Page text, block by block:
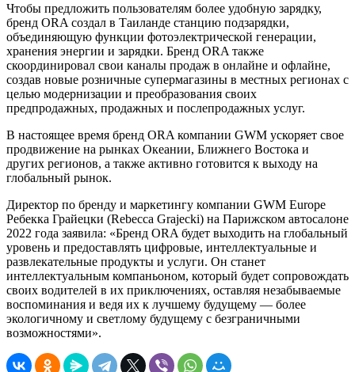
Чтобы предложить пользователям более удобную зарядку,
бренд ORA создал в Таиланде станцию подзарядки,
объединяющую функции фотоэлектрической генерации,
хранения энергии и зарядки. Бренд ORA также
скоординировал свои каналы продаж в онлайне и офлайне,
создав новые розничные супермагазины в местных регионах с
целью модернизации и преобразования своих
предпродажных, продажных и послепродажных услуг.
В настоящее время бренд ORA компании GWM ускоряет свое
продвижение на рынках Океании, Ближнего Востока и
других регионов, а также активно готовится к выходу на
глобальный рынок.
Директор по бренду и маркетингу компании GWM Europe
Ребекка Грайецки (Rebecca Grajecki) на Парижском автосалоне
2022 года заявила: «Бренд ORA будет выходить на глобальный
уровень и предоставлять цифровые, интеллектуальные и
развлекательные продукты и услуги. Он станет
интеллектуальным компаньоном, который будет сопровождать
своих водителей в их приключениях, оставляя незабываемые
воспоминания и ведя их к лучшему будущему — более
экологичному и светлому будущему с безграничными
возможностями».